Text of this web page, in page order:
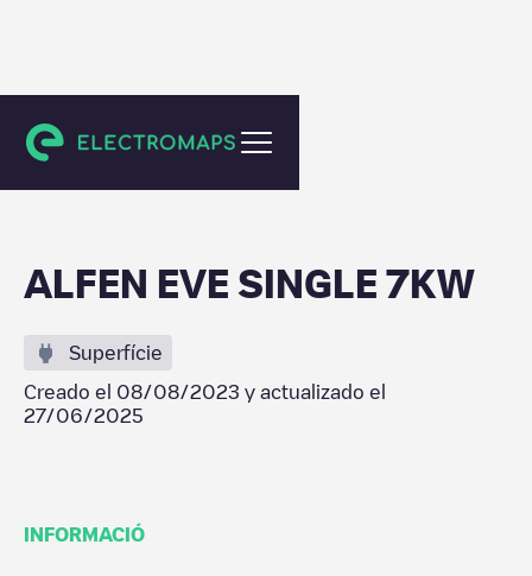
Limerick
ALFEN EVE SINGLE 7KW
Superfície
Creado el 08/08/2023 y actualizado el
27/06/2025
INFORMACIÓ